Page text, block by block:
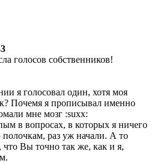
голосов собственников!
я голосовал один, хотя моя
Почемя я прописывал именно
мне мозг :suxx:
в вопросах, в которых я ничего
раз уж начали. А то
что Вы точно так же, как и я,